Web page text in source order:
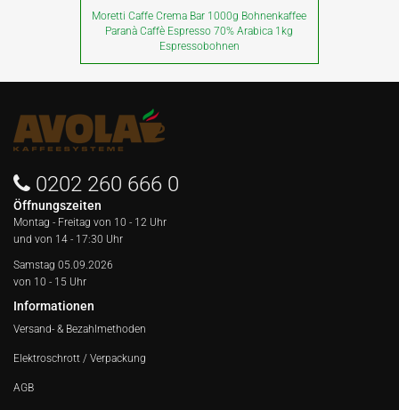
Moretti Caffe Crema Bar 1000g Bohnenkaffee
Paranà Caffè Espresso 70% Arabica 1kg
Espressobohnen
0202 260 666 0
Öffnungszeiten
Montag - Freitag von 10 - 12 Uhr
und von 14 - 17:30 Uhr
Samstag 05.09.2026
von 10 - 15 Uhr
Informationen
Versand- & Bezahlmethoden
Elektroschrott / Verpackung
AGB